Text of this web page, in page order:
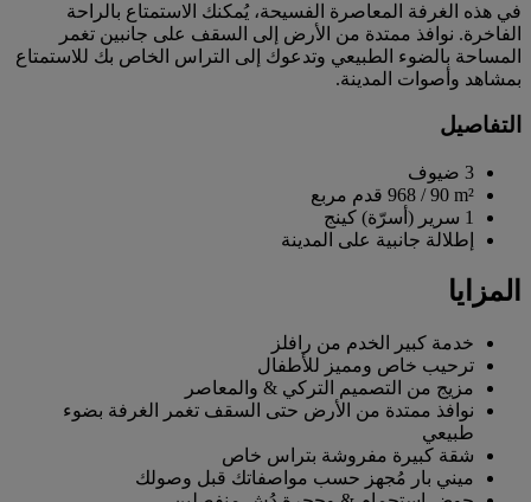
في هذه الغرفة المعاصرة الفسيحة، يُمكنك الاستمتاع بالراحة
الفاخرة. نوافذ ممتدة من الأرض إلى السقف على جانبين تغمر
المساحة بالضوء الطبيعي وتدعوك إلى التراس الخاص بك للاستمتاع
بمشاهد وأصوات المدينة.
التفاصيل
3 ضيوف
90 m²
/ 968 قدم مربع
1 سرير (أسرّة) كينج
إطلالة جانبية على المدينة
المزايا
خدمة كبير الخدم من رافلز
ترحيب خاص ومميز للأطفال
مزيج من التصميم التركي & والمعاصر
نوافذ ممتدة من الأرض حتى السقف تغمر الغرفة بضوء
طبيعي
شقة كبيرة مفروشة بتراس خاص
ميني بار مُجهز حسب مواصفاتك قبل وصولك